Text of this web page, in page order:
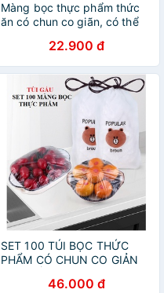
Màng bọc thực phẩm thức
ăn có chun co giãn, có thể
22.900 đ
SET 100 TÚI BỌC THỨC
PHẨM CÓ CHUN CO GIẢN
46.000 đ